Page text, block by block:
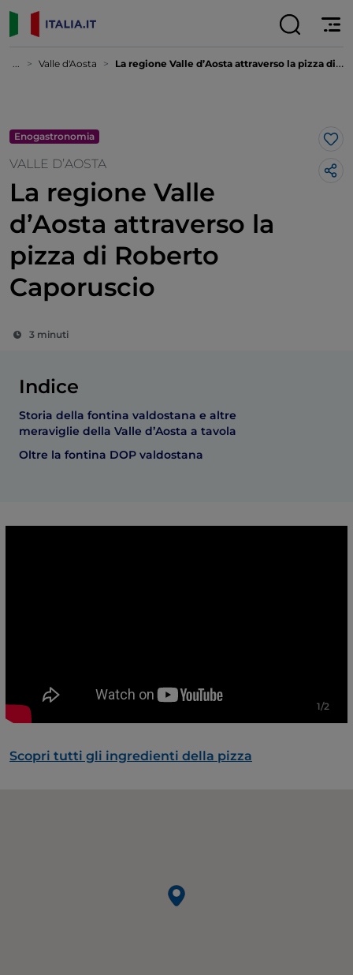
... Valle d'Aosta La regione Valle d’Aosta attraverso la pizza di Roberto Caporuscio
Enogastronomia
VALLE D’AOSTA
La regione Valle
d’Aosta attraverso la
pizza di Roberto
Caporuscio
3 minuti
Indice
Storia della fontina valdostana e altre
meraviglie della Valle d’Aosta a tavola
Oltre la fontina DOP valdostana
1/2
Scopri tutti gli ingredienti della pizza